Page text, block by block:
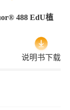
488 EdU植
说明书下载